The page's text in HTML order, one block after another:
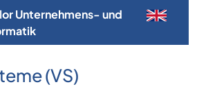
Unternehmens- und
(VS)